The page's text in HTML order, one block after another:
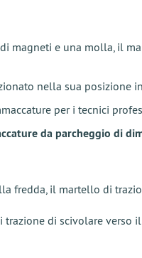
magneti e una molla, il
nella sua
per i tecnici
da parcheggio di
fredda, il martello di
di scivolare verso